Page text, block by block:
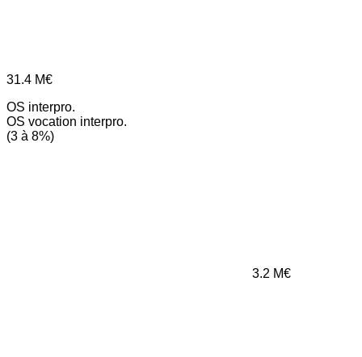
31.4 M€
OS interpro.
OS vocation interpro.
(3 à 8%)
3.2 M€